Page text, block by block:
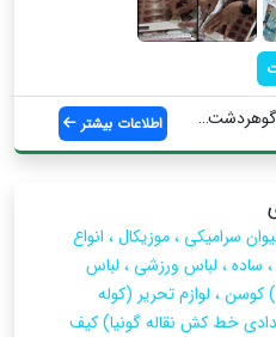
نب... اطلاعات بیشتر
سرامیکی ، موزیکال ، انواع
ساده ، لباس ورزشی ، لباس
کوسن ، لوازم تحریر (کوله
خط کش نقاله گونیا) کیف